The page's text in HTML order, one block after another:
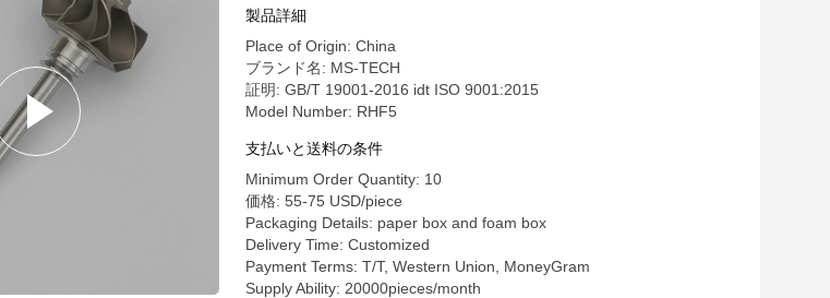
製品詳細
Place of Origin: China
ブランド名: MS-TECH
証明: GB/T 19001-2016 idt ISO 9001:2015
Model Number: RHF5
支払いと送料の条件
Minimum Order Quantity: 10
価格: 55-75 USD/piece
Packaging Details: paper box and foam box
Delivery Time: Customized
Payment Terms: T/T, Western Union, MoneyGram
Supply Ability: 20000pieces/month